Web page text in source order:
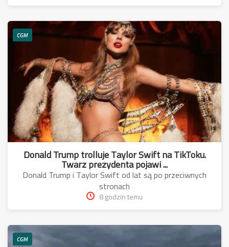
CGM
Donald Trump trolluje Taylor Swift na TikToku.
Twarz prezydenta pojawi ...
Donald Trump i Taylor Swift od lat są po przeciwnych
stronach
8 godzin temu
CGM